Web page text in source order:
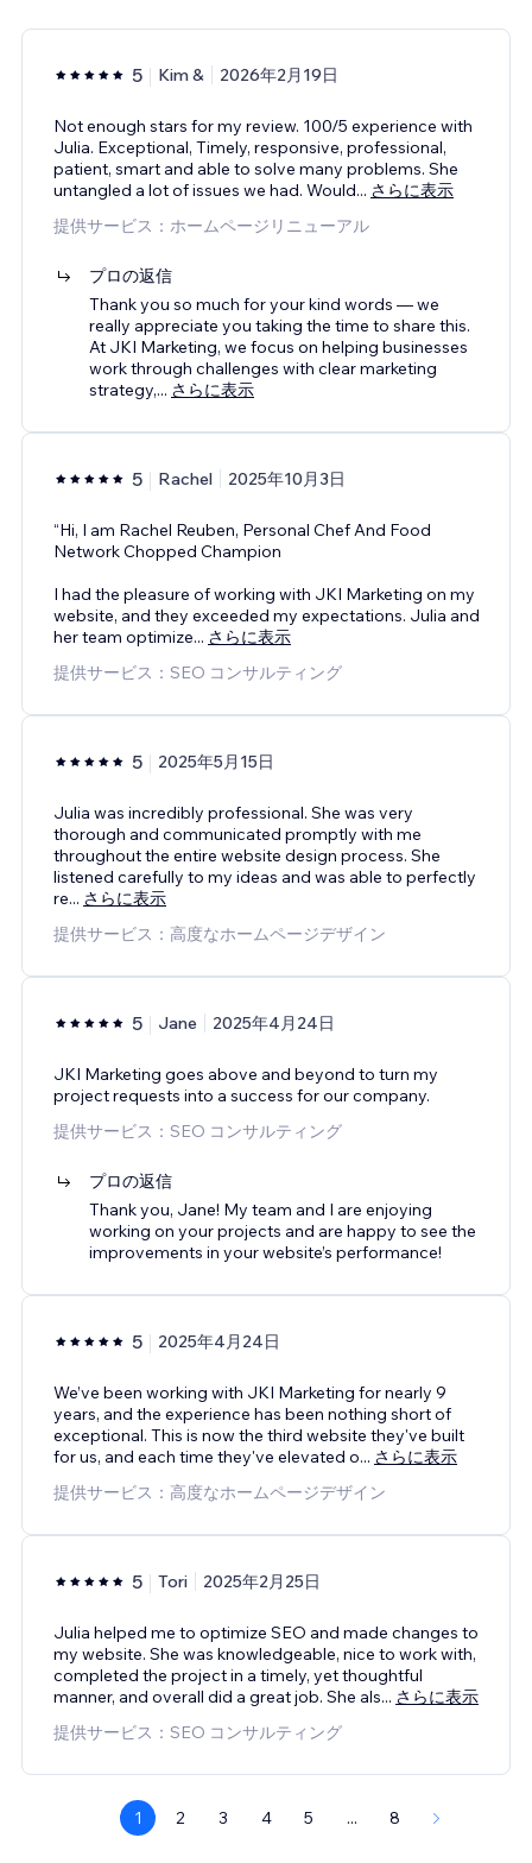
5 Kim & 2026年2月19日
Not enough stars for my review. 100/5 experience with
Julia. Exceptional, Timely, responsive, professional,
patient, smart and able to solve many problems. She
untangled a lot of issues we had. Would... さらに表示
提供サービス：ホームページリニューアル
プロの返信
Thank you so much for your kind words — we
really appreciate you taking the time to share this.
At JKI Marketing, we focus on helping businesses
work through challenges with clear marketing
strategy,... さらに表示
5 Rachel 2025年10月3日
“Hi, I am Rachel Reuben, Personal Chef And Food
Network Chopped Champion
I had the pleasure of working with JKI Marketing on my
website, and they exceeded my expectations. Julia and
her team optimize... さらに表示
提供サービス：SEO コンサルティング
5 2025年5月15日
Julia was incredibly professional. She was very
thorough and communicated promptly with me
throughout the entire website design process. She
listened carefully to my ideas and was able to perfectly
re... さらに表示
提供サービス：高度なホームページデザイン
5 Jane 2025年4月24日
JKI Marketing goes above and beyond to turn my
project requests into a success for our company.
提供サービス：SEO コンサルティング
プロの返信
Thank you, Jane! My team and I are enjoying
working on your projects and are happy to see the
improvements in your website’s performance!
5 2025年4月24日
We’ve been working with JKI Marketing for nearly 9
years, and the experience has been nothing short of
exceptional. This is now the third website they've built
for us, and each time they've elevated o... さらに表示
提供サービス：高度なホームページデザイン
5 Tori 2025年2月25日
Julia helped me to optimize SEO and made changes to
my website. She was knowledgeable, nice to work with,
completed the project in a timely, yet thoughtful
manner, and overall did a great job. She als... さらに表示
提供サービス：SEO コンサルティング
1 2 3 4 5 ... 8